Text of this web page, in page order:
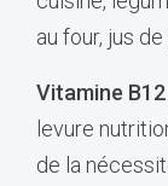
au four, jus
Vitamine B12
levure
de la